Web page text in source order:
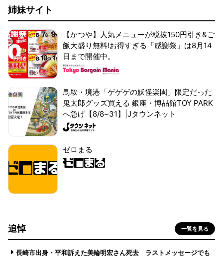
姉妹サイト
【かつや】人気メニューが税抜150円引き&ご
飯大盛り無料!お得すぎる「感謝祭」は8月14
日まで開催中。
鳥取・境港「ゲゲゲの妖怪楽園」限定だった
鬼太郎グッズ買える 銀座・博品館TOY PARK
へ急げ【8/8~31】|Jタウンネット
ゼロまる
追悼 一覧を見る
長崎市出身・平和訴えた美輪明宏さん死去 ラストメッセージでも